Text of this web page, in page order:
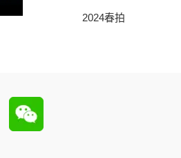
2024春拍